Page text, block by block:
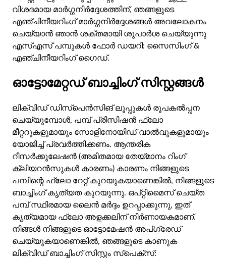
വിശദമായ മാർഗ്ഗനിർദ്ദേശത്തിന്, ഞങ്ങളുടെ
എഞ്ചിനീയറിംഗ് മാർഗ്ഗനിർദ്ദേശങ്ങൾ അവലോകനം
ചെയ്യാൻ ഞാൻ ശക്തമായി ശുപാർശ ചെയ്യുന്നു
എസ്എസ് പമ്പുകൾ ഫോർ ഡയറി: സൈസിംഗ് &
എഞ്ചിനീയറിംഗ് ഗൈഡ്.
ഓട്ടോമേറ്റഡ് ബാച്ചിംഗ് സിസ്റ്റങ്ങൾ
ലിക്വിഡ് ഡിസ്പെൻസിങ് ലൂപ്പുകൾ രൂപകൽപ്പന
ചെയ്യുമ്പോൾ, പമ്പ് പ്രിസിഷൻ ഫ്ലോ
മീറ്ററുകളുമായും സോളിനോയിഡ് വാൽവുകളുമായും
യോജിച്ച് പ്രവർത്തിക്കണം. ആന്തരിക
റീസർക്കുലേഷൻ (അമിതമായ തേയ്മാനം റിംഗ്
ക്ലിയറൻസുകൾ കാരണം) കാരണം നിങ്ങളുടെ
പമ്പിന്റെ ഫ്ലോ റേറ്റ് കുറയുകയാണെങ്കിൽ, നിങ്ങളുടെ
ബാച്ചിംഗ് കൃത്യത കുറയുന്നു. ഒപ്റ്റിമൈസ് ചെയ്ത
പമ്പ് സ്ഥിരമായ ലൈൻ മർദ്ദം ഉറപ്പാക്കുന്നു, ഇത്
കൃത്യമായ ഫ്ലോ അളക്കലിന് നിർണായകമാണ്.
നിങ്ങൾ നിങ്ങളുടെ ഓട്ടോമേഷൻ അപ്‌ഗ്രേഡ്
ചെയ്യുകയാണെങ്കിൽ, ഞങ്ങളുടെ കാണുക
ലിക്വിഡ് ബാച്ചിംഗ് സിസ്റ്റം സ്പെക്സ്: